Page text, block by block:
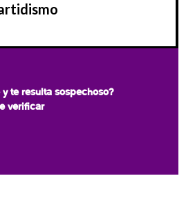
te resulta sospechoso?
verificar